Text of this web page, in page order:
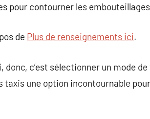
pour contourner les
de Plus de renseignements ici.
donc, c’est sélectionner un mode
une option incontournable